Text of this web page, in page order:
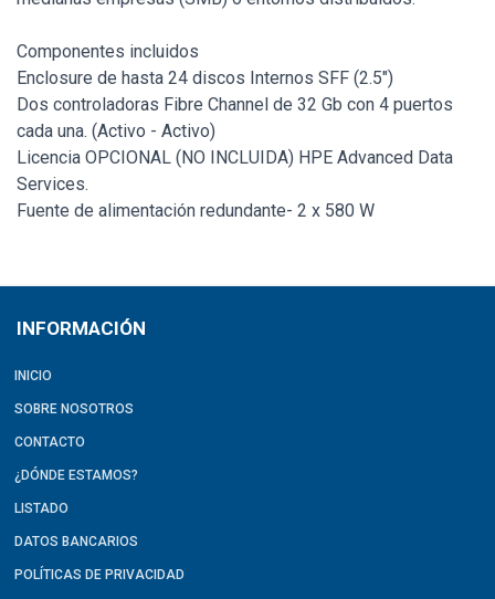
Componentes incluidos
Enclosure de hasta 24 discos Internos SFF (2.5")
Dos controladoras Fibre Channel de 32 Gb con 4 puertos
cada una. (Activo - Activo)
Licencia OPCIONAL (NO INCLUIDA) HPE Advanced Data
Services.
Fuente de alimentación redundante- 2 x 580 W
INFORMACIÓN
INICIO
SOBRE NOSOTROS
CONTACTO
¿DÓNDE ESTAMOS?
LISTADO
DATOS BANCARIOS
POLÍTICAS DE PRIVACIDAD